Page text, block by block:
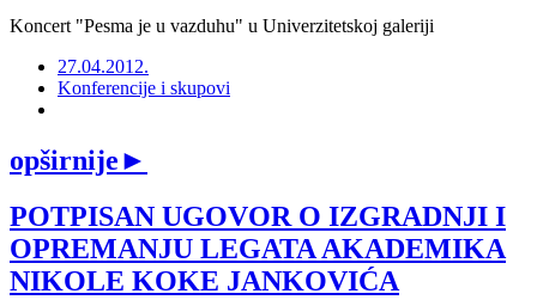
Koncert "Pesma je u vazduhu" u Univerzitetskoj galeriji
27.04.2012.
Konferencije i skupovi
opširnije►
POTPISAN UGOVOR O IZGRADNJI I
OPREMANJU LEGATA AKADEMIKA
NIKOLE KOKE JANKOVIĆA